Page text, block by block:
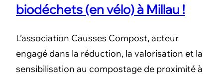
biodéchets (en vélo) à Millau !
L’association Causses Compost, acteur
engagé dans la réduction, la valorisation et la
sensibilisation au compostage de proximité à